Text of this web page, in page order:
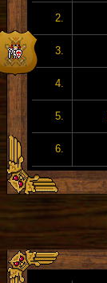
2.
3.
4.
5.
6.